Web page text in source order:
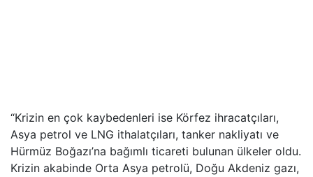
“Krizin en çok kaybedenleri ise Körfez ihracatçıları,
Asya petrol ve LNG ithalatçıları, tanker nakliyatı ve
Hürmüz Boğazı’na bağımlı ticareti bulunan ülkeler oldu.
Krizin akabinde Orta Asya petrolü, Doğu Akdeniz gazı,